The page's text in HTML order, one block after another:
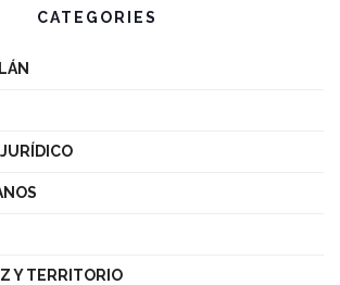
CATEGORIES
Y TERRITORIO